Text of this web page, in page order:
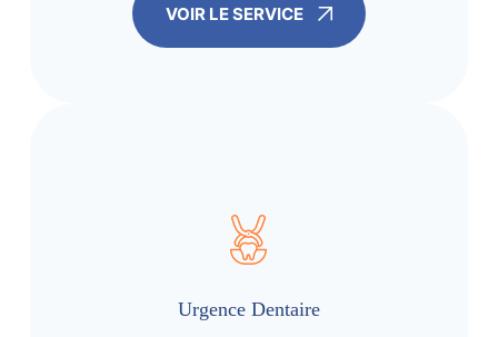
VOIR LE SERVICE
Urgence Dentaire